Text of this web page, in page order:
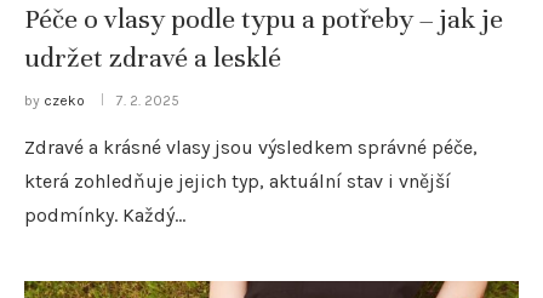
Péče o vlasy podle typu a potřeby – jak je
udržet zdravé a lesklé
by czeko 7. 2. 2025
Zdravé a krásné vlasy jsou výsledkem správné péče,
která zohledňuje jejich typ, aktuální stav i vnější
podmínky. Každý…